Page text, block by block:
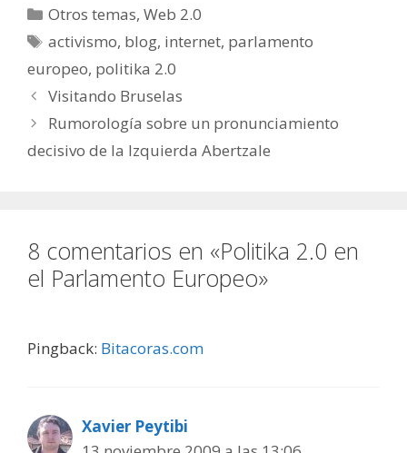
Categorías
Otros temas,Web 2.0
Etiquetas
activismo, blog, internet, parlamento
europeo, politika 2.0
Visitando Bruselas
Rumorología sobre un pronunciamiento
decisivo de la Izquierda Abertzale
8 comentarios en «Politika 2.0 en
el Parlamento Europeo»
Pingback: Bitacoras.com
Xavier Peytibi